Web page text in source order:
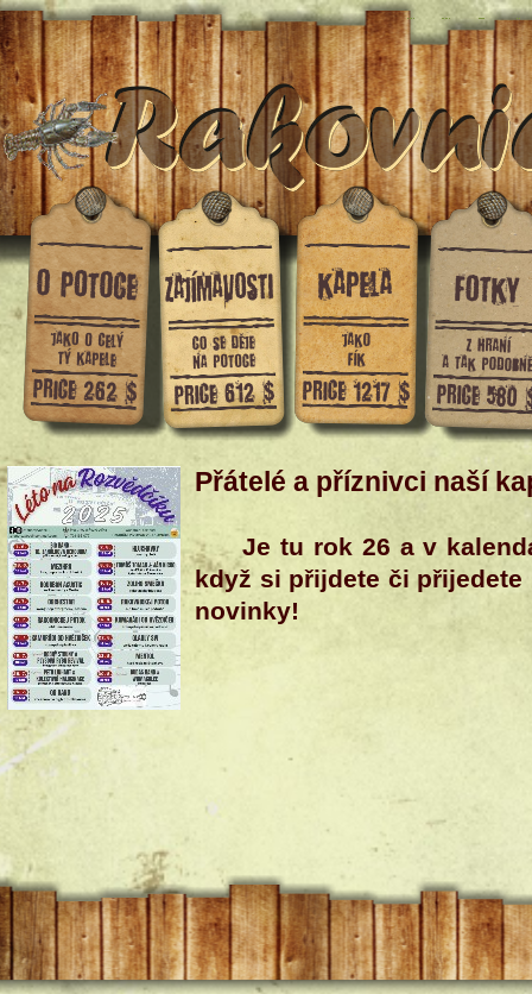
Přátelé a příznivci naší
Je tu rok 26 a v
když si přijdete či přijedete
novinky!